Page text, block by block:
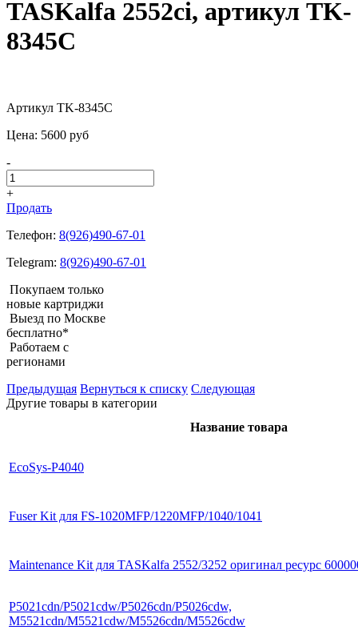
TASKalfa 2552ci, артикул TK-
8345C
Артикул TK-8345C
Цена: 5600 pуб
-
+
Продать
Телефон: 8(926)490-67-01
Telegram: 8(926)490-67-01
Покупаем только
новые картриджи
Выезд по Москве
бесплатно*
Работаем с
регионами
Предыдущая Вернуться к списку Следующая
Другие товары в категории
Название товара
EcoSys-P4040
Fuser Kit для FS-1020MFP/1220MFP/1040/1041
Maintenance Kit для TASKalfa 2552/3252 оригинал ресурс
P5021cdn/P5021cdw/P5026cdn/P5026cdw,
M5521cdn/M5521cdw/M5526cdn/M5526cdw